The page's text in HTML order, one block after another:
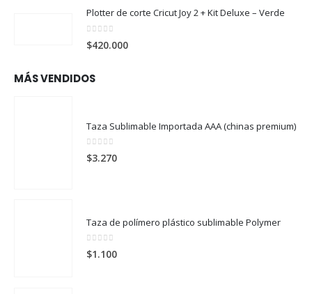
Plotter de corte Cricut Joy 2 + Kit Deluxe – Verde
0
$420.000
MÁS VENDIDOS
Taza Sublimable Importada AAA (chinas premium)
0out of 5
$3.270
Taza de polímero plástico sublimable Polymer
0 out of 5
$1.100